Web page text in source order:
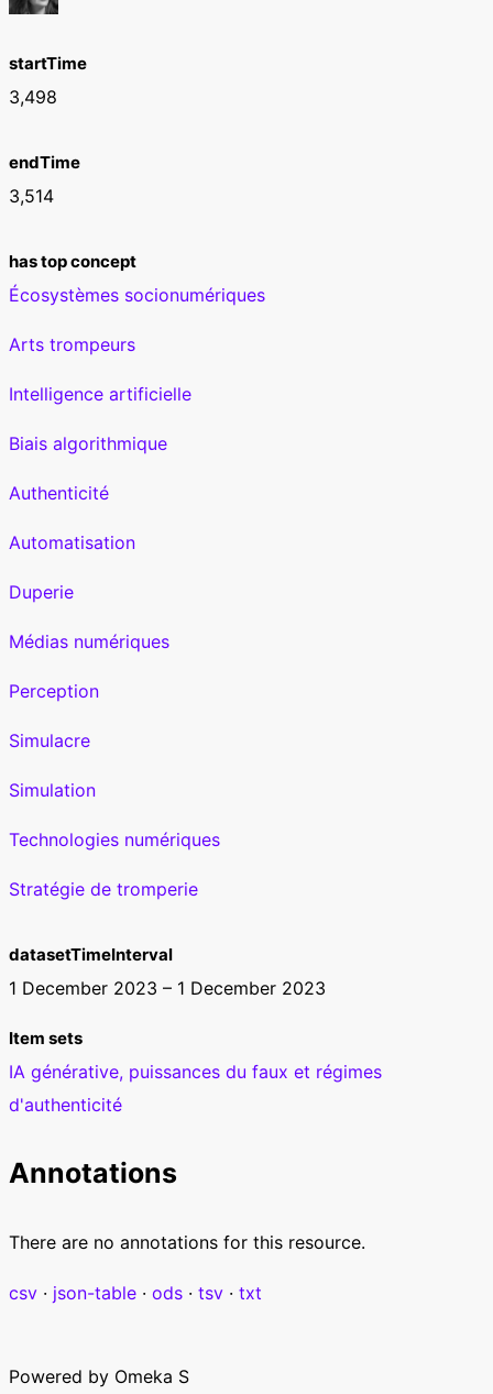
startTime
3,498
endTime
3,514
has top concept
Écosystèmes socionumériques
Arts trompeurs
Intelligence artificielle
Biais algorithmique
Authenticité
Automatisation
Duperie
Médias numériques
Perception
Simulacre
Simulation
Technologies numériques
Stratégie de tromperie
datasetTimeInterval
1 December 2023 – 1 December 2023
Item sets
IA générative, puissances du faux et régimes
d'authenticité
Annotations
There are no annotations for this resource.
csv json-table ods tsv txt
Powered by Omeka S